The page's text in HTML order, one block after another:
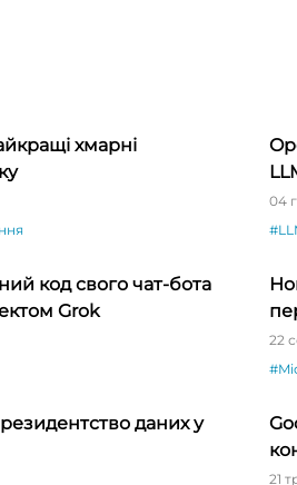
хмарні
04
код свого чат-бота
Grok
22
даних у
21